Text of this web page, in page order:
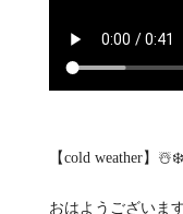
【cold weather】☃️❄️
おはようございま